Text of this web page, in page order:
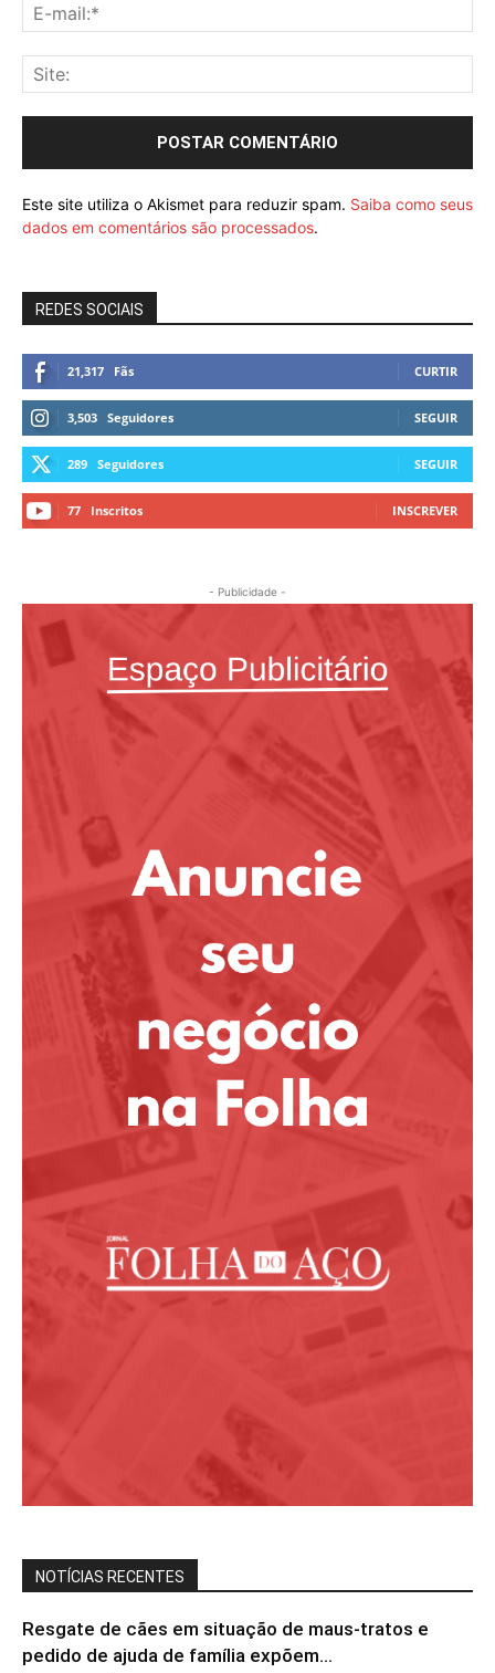
Este site utiliza o Akismet para reduzir spam. Saiba como seus
dados em comentários são processados.
REDES SOCIAIS
21,317 Fãs CURTIR
3,503 Seguidores SEGUIR
289 Seguidores SEGUIR
77 Inscritos INSCREVER
- Publicidade -
NOTÍCIAS RECENTES
Resgate de cães em situação de maus-tratos e
pedido de ajuda de família expõem...